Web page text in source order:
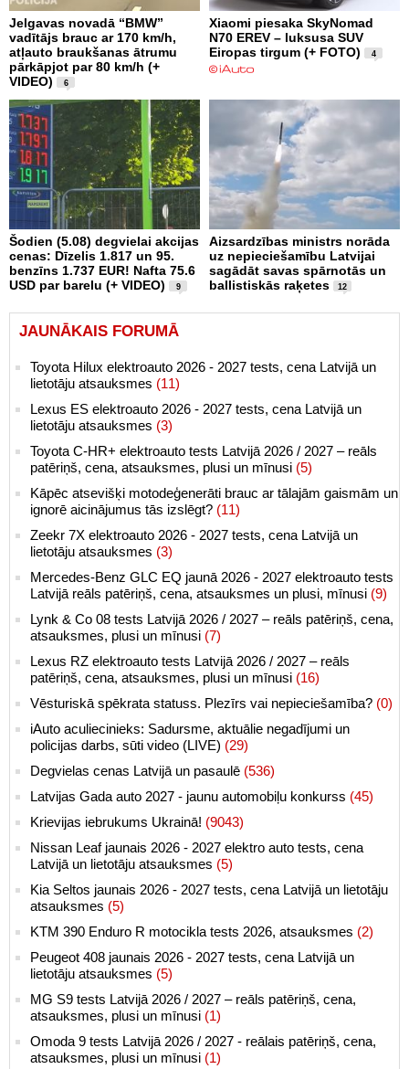
Jelgavas novadā “BMW”
vadītājs brauc ar 170 km/h,
atļauto braukšanas ātrumu
pārkāpjot par 80 km/h (+
VIDEO)
6
Xiaomi piesaka SkyNomad
N70 EREV – luksusa SUV
Eiropas tirgum (+ FOTO)
4
Šodien (5.08) degvielai akcijas
cenas: Dīzelis 1.817 un 95.
benzīns 1.737 EUR! Nafta 75.6
USD par barelu (+ VIDEO)
9
Aizsardzības ministrs norāda
uz nepieciešamību Latvijai
sagādāt savas spārnotās un
ballistiskās raķetes
12
JAUNĀKAIS FORUMĀ
Toyota Hilux elektroauto 2026 - 2027 tests, cena Latvijā un
lietotāju atsauksmes (11)
Lexus ES elektroauto 2026 - 2027 tests, cena Latvijā un
lietotāju atsauksmes (3)
Toyota C-HR+ elektroauto tests Latvijā 2026 / 2027 – reāls
patēriņš, cena, atsauksmes, plusi un mīnusi (5)
Kāpēc atsevišķi motodeģenerāti brauc ar tālajām gaismām un
ignorē aicinājumus tās izslēgt? (11)
Zeekr 7X elektroauto 2026 - 2027 tests, cena Latvijā un
lietotāju atsauksmes (3)
Mercedes-Benz GLC EQ jaunā 2026 - 2027 elektroauto tests
Latvijā reāls patēriņš, cena, atsauksmes un plusi, mīnusi (9)
Lynk & Co 08 tests Latvijā 2026 / 2027 – reāls patēriņš, cena,
atsauksmes, plusi un mīnusi (7)
Lexus RZ elektroauto tests Latvijā 2026 / 2027 – reāls
patēriņš, cena, atsauksmes, plusi un mīnusi (16)
Vēsturiskā spēkrata statuss. Plezīrs vai nepieciešamība? (0)
iAuto aculiecinieks: Sadursme, aktuālie negadījumi un
policijas darbs, sūti video (LIVE) (29)
Degvielas cenas Latvijā un pasaulē (536)
Latvijas Gada auto 2027 - jaunu automobiļu konkurss (45)
Krievijas iebrukums Ukrainā! (9043)
Nissan Leaf jaunais 2026 - 2027 elektro auto tests, cena
Latvijā un lietotāju atsauksmes (5)
Kia Seltos jaunais 2026 - 2027 tests, cena Latvijā un lietotāju
atsauksmes (5)
KTM 390 Enduro R motocikla tests 2026, atsauksmes (2)
Peugeot 408 jaunais 2026 - 2027 tests, cena Latvijā un
lietotāju atsauksmes (5)
MG S9 tests Latvijā 2026 / 2027 – reāls patēriņš, cena,
atsauksmes, plusi un mīnusi (1)
Omoda 9 tests Latvijā 2026 / 2027 - reālais patēriņš, cena,
atsauksmes, plusi un mīnusi (1)